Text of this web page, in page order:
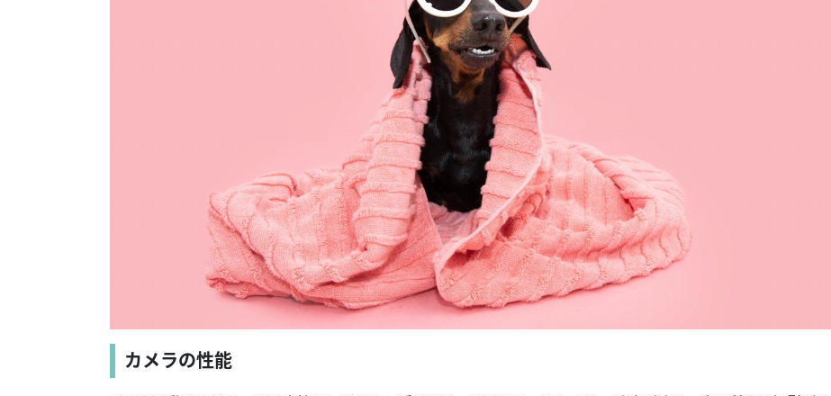
カメラの性能